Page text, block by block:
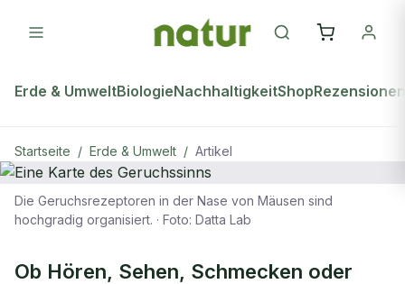
Erde & UmweltBiologieNachhaltigkeitShopRezensionen
Startseite / Erde & Umwelt / Artikel
ERDE & UMWELT
Die Geruchsrezeptoren in der Nase von Mäusen sind
hochgradig organisiert. · Foto: Datta Lab
Ob Hören, Sehen, Schmecken oder